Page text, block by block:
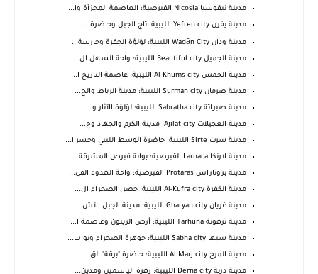
مدينة نيقوسيا Nicosia القبرصية: العاصمة المجزأة وا...
مدينة يفرن Yefren city الليبية: تاج الجبل وحاضرة ا...
مدينة ودان Wadān City الليبية: لؤلؤة الجفرة وحارسة...
مدينة الجميل Beautiful city الليبية: واحة السهل ال...
مدينة الخمس Al-Khums city الليبية: عاصمة التاريخ ا...
مدينة صرمان Surman city الليبية: مدينة الرباط والج...
مدينة صبراتة Sabratha city الليبية: لؤلؤة الآثار و...
مدينة العجيلات Ajilat city: مدينة الكرم والجهاد وح...
مدينة سرت Sirte الليبية: حاضرة الوسط الليبي وجسر ا...
مدينة لارنكا Larnaca القبرصية: بوابة قبرص المشرقة ...
مدينة بروتاراس Protaras القبرصية: واحة الهدوء الفي...
مدينة الكفرة Al-Kufra city الليبية: حصن الصحراء ال...
مدينة غريان Gharyan city الليبية: مدينة الجبل الأش...
مدينة ترهونة Tarhuna الليبية: أرض الزيتون وعاصمة ا...
مدينة سبها Sabha city الليبية: جوهرة الصحراء وبواب...
مدينة المرج Al Marj city الليبية: حاضرة "برقة" الق...
مدينة درنة Derna city الليبية: زهرة الياسمين ومدين...